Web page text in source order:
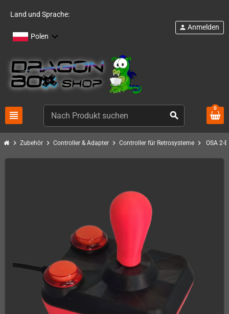
Land und Sprache:
Polen
view_headline search
person Anmelden
0
chevron_right Zubehör chevron_right Controller & Adapter chevron_right Controller für Retrosysteme chevron_right OSA 2-